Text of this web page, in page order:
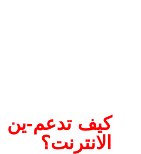
كيف تدعم-ين
الانترنت؟